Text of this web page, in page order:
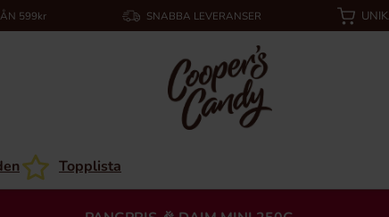
599kr SNABBA LEVERANSER
Topplista